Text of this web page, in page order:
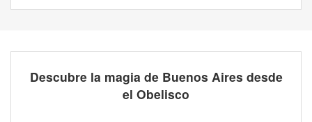
Descubre la magia de Buenos Aires desde
el Obelisco